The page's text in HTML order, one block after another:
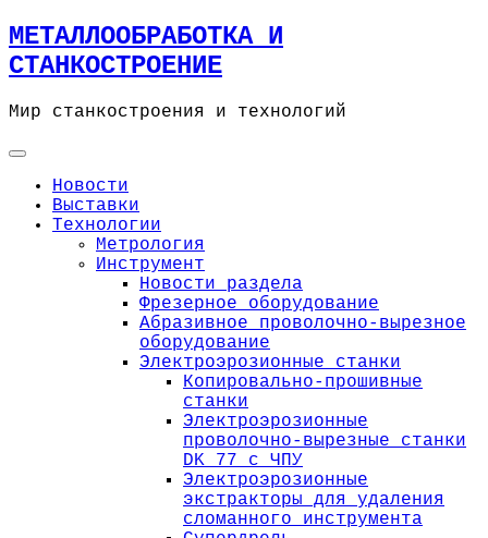
Skip
to
content
МЕТАЛЛООБРАБОТКА И
СТАНКОСТРОЕНИЕ
Мир станкостроения и технологий
Новости
Выставки
Технологии
Метрология
Инструмент
Новости раздела
Фрезерное оборудование
Абразивное проволочно-вырезное
оборудование
Электроэрозионные станки
Копировально-прошивные
станки
Электроэрозионные
проволочно-вырезные станки
DK 77 с ЧПУ
Электроэрозионные
экстракторы для удаления
сломанного инструмента